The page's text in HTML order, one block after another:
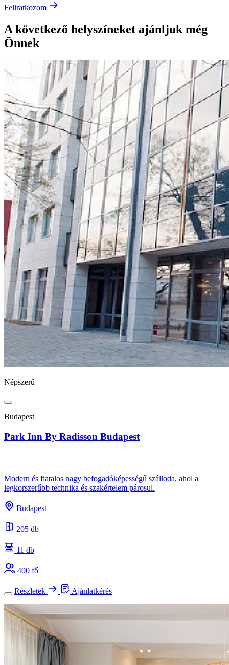
Feliratkozom
A következő helyszíneket ajánljuk még
Önnek
Népszerű
Budapest
Park Inn By Radisson Budapest
Modern és fiatalos nagy befogadóképességű szálloda, ahol a
legkorszerűbb technika és szakértelem párosul.
Budapest
205 db
11 db
400 fő
Részletek Ajánlatkérés